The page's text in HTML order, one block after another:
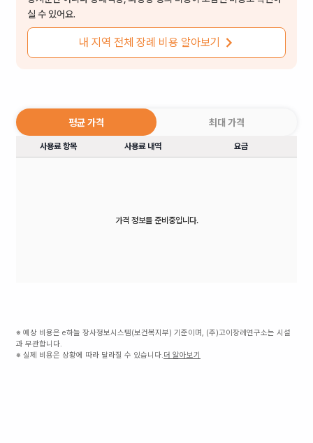
실 수 있어요.
내 지역 전체 장례 비용 알아보기
평균 가격 최대 가격
사용료 항목 사용료 내역 요금
가격 정보를 준비중입니다.
※ 예상 비용은 e하늘 장사정보시스템(보건복지부) 기준이며, (주)고이장례연구소는 시설
과 무관합니다.
※ 실제 비용은 상황에 따라 달라질 수 있습니다.더 알아보기